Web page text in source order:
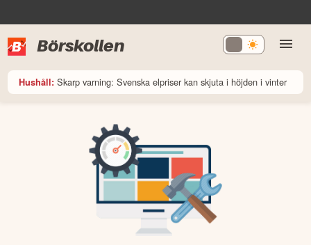
Börskollen
Hushåll: Skarp varning: Svenska elpriser kan skjuta i höjden i vinter